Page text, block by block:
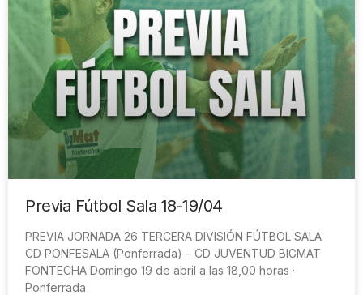
Previa Fútbol Sala 18-19/04
PREVIA JORNADA 26 TERCERA DIVISIÓN FÚTBOL SALA
CD PONFESALA (Ponferrada) – CD JUVENTUD BIGMAT
FONTECHA Domingo 19 de abril a las 18,00 horas ·
Ponferrada